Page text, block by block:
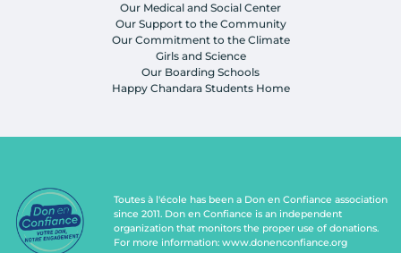
Our Medical and Social Center
Our Support to the Community
Our Commitment to the Climate
Girls and Science
Our Boarding Schools
Happy Chandara Students Home
Toutes à l'école has been a Don en Confiance association
since 2011. Don en Confiance is an independent
organization that monitors the proper use of donations.
For more information: www.donenconfiance.org